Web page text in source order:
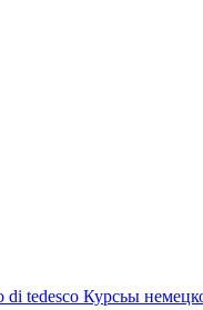
di tedesco Курсьы